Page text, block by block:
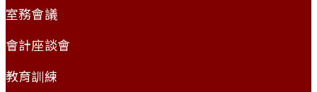
室務會議
會計座談會
教育訓練